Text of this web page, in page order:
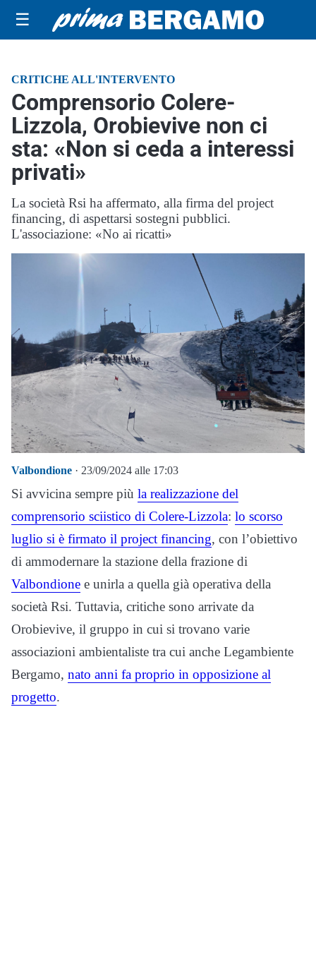
☰
CRITICHE ALL'INTERVENTO
Comprensorio Colere-
Lizzola, Orobievive non ci
sta: «Non si ceda a interessi
privati»
La società Rsi ha affermato, alla firma del project
financing, di aspettarsi sostegni pubblici.
L'associazione: «No ai ricatti»
Valbondione · 23/09/2024 alle 17:03
Si avvicina sempre più la realizzazione del
comprensorio sciistico di Colere-Lizzola: lo scorso
luglio si è firmato il project financing, con l’obiettivo
di ammodernare la stazione della frazione di
Valbondione e unirla a quella già operativa della
società Rsi. Tuttavia, critiche sono arrivate da
Orobievive, il gruppo in cui si trovano varie
associazioni ambientaliste tra cui anche Legambiente
Bergamo, nato anni fa proprio in opposizione al
progetto.